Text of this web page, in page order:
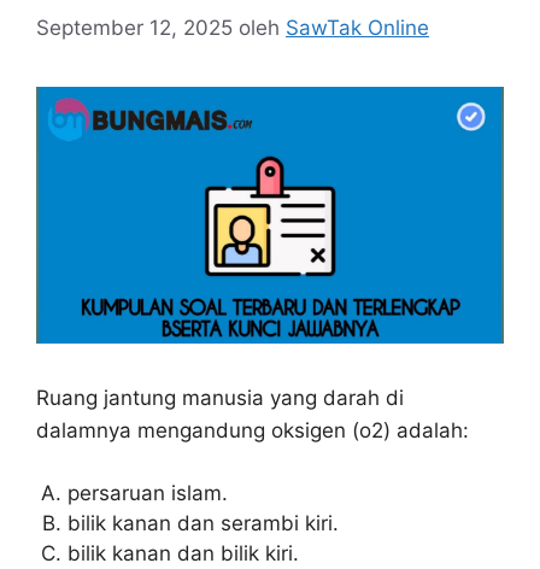
September 12, 2025 oleh SawTak Online
Ruang jantung manusia yang darah di
dalamnya mengandung oksigen (o2) adalah:
persaruan islam.
bilik kanan dan serambi kiri.
bilik kanan dan bilik kiri.